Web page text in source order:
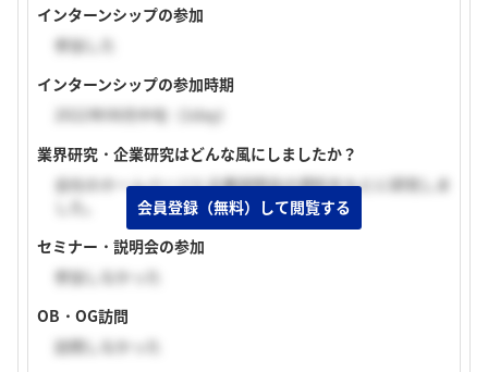
インターンシップの参加
参加した
インターンシップの参加時期
2022年08月中旬（1day）
業界研究・企業研究はどんな風にしましたか？
会社のホームページと企業説明会の資料をもとに研究しま
セミナー・説明会の参加
参加しなかった
OB・OG訪問
訪問しなかった
会員登録（無料）して閲覧する